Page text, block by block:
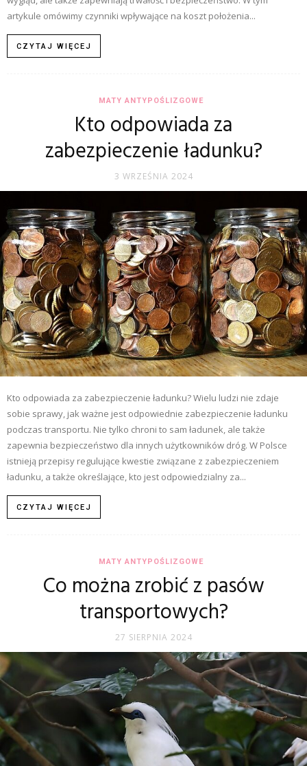
artykule omówimy czynniki wpływające na koszt położenia...
CZYTAJ WIĘCEJ
MATY ANTYPOŚLIZGOWE
Kto odpowiada za
zabezpieczenie ładunku?
3 WRZEŚNIA 2024
Kto odpowiada za zabezpieczenie ładunku? Wielu ludzi nie zdaje
sobie sprawy, jak ważne jest odpowiednie zabezpieczenie ładunku
podczas transportu. Nie tylko chroni to sam ładunek, ale także
zapewnia bezpieczeństwo dla innych użytkowników dróg. W Polsce
istnieją przepisy regulujące kwestie związane z zabezpieczeniem
ładunku, a także określające, kto jest odpowiedzialny za...
CZYTAJ WIĘCEJ
MATY ANTYPOŚLIZGOWE
Co można zrobić z pasów
transportowych?
27 SIERPNIA 2024